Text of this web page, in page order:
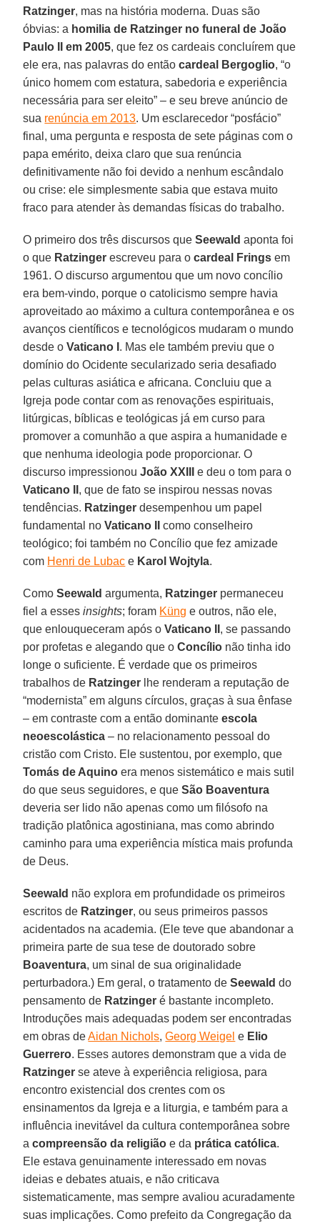
Ratzinger, mas na história moderna. Duas são
óbvias: a homilia de Ratzinger no funeral de João
Paulo II em 2005, que fez os cardeais concluírem que
ele era, nas palavras do entãocardeal Bergoglio, “o
único homem com estatura, sabedoria e experiência
necessária para ser eleito” – e seu breve anúncio de
sua renúncia em 2013. Um esclarecedor “posfácio”
final, uma pergunta e resposta de sete páginas com o
papa emérito, deixa claro que sua renúncia
definitivamente não foi devido a nenhum escândalo
ou crise: ele simplesmente sabia que estava muito
fraco para atender às demandas físicas do trabalho.
O primeiro dos três discursos queSeewald aponta foi
o que Ratzinger escreveu para ocardeal Frings em
1961. O discurso argumentou que um novo concílio
era bem-vindo, porque o catolicismo sempre havia
aproveitado ao máximo a cultura contemporânea e os
avanços científicos e tecnológicos mudaram o mundo
desde o Vaticano I . Mas ele também previu que o
domínio do Ocidente secularizado seria desafiado
pelas culturas asiática e africana. Concluiu que a
Igreja pode contar com as renovações espirituais,
litúrgicas, bíblicas e teológicas já em curso para
promover a comunhão a que aspira a humanidade e
que nenhuma ideologia pode proporcionar. O
discurso impressionouJoão XXIII
e deu o tom para o
Vaticano II , que de fato se inspirou nessas novas
tendências. Ratzinger desempenhou um papel
fundamental noVaticano II
como conselheiro
teológico; foi também no Concílio que fez amizade
com Henri de Lubac e Karol Wojtyla.
ComoSeewald argumenta, Ratzinger permaneceu
fiel a essesinsights; foram Küng e outros, não ele,
que enlouqueceram após oVaticano II , se passando
por profetas e alegando que oConcílio não tinha ido
longe o suficiente. É verdade que os primeiros
trabalhos de Ratzinger lhe renderam a reputação de
“modernista” em alguns círculos, graças à sua ênfase
– em contraste com a então dominanteescola
neoescolástica – no relacionamento pessoal do
cristão com Cristo. Ele sustentou, por exemplo, que
Tomás de Aquino era menos sistemático e mais sutil
do que seus seguidores, e queSão Boaventura
deveria ser lido não apenas como um filósofo na
tradição platônica agostiniana, mas como abrindo
caminho para uma experiência mística mais profunda
de Deus.
Seewald não explora em profundidade os primeiros
escritos de Ratzinger, ou seus primeiros passos
acidentados na academia. (Ele teve que abandonar a
primeira parte de sua tese de doutorado sobre
Boaventura, um sinal de sua originalidade
perturbadora.) Em geral, o tratamento deSeewald do
pensamento de Ratzinger é bastante incompleto.
Introduções mais adequadas podem ser encontradas
em obras deAidan Nichols,Georg Weigel e Elio
Guerrero. Esses autores demonstram que a vida de
Ratzinger se ateve à experiência religiosa, para
encontro existencial dos crentes com os
ensinamentos da Igreja e a liturgia, e também para a
influência inevitável da cultura contemporânea sobre
acompreensão da religião e da prática católica.
Ele estava genuinamente interessado em novas
ideias e debates atuais, e não criticava
sistematicamente, mas sempre avaliou acuradamente
suas implicações. Como prefeito da Congregação da